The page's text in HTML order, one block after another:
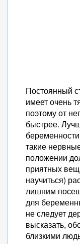
Постоянный
имеет очень
поэтому от
быстрее.
такие
положении
приятных
научиться)
лишним
для
не следует
высказать,
близкими